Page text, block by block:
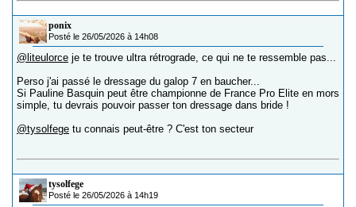
ponix
Posté le 26/05/2026 à 14h08
@liteulorce je te trouve ultra rétrograde, ce qui ne te ressemble pas...
Perso j'ai passé le dressage du galop 7 en baucher...
Si Pauline Basquin peut être championne de France Pro Elite en mors
simple, tu devrais pouvoir passer ton dressage dans bride !
@tysolfege tu connais peut-être ? C'est ton secteur
tysolfege
Posté le 26/05/2026 à 14h19